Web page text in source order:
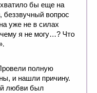
хватило бы еще на
вопрос
уже не в силах
я не могу…? Что
полную
и нашли причину.
любви был